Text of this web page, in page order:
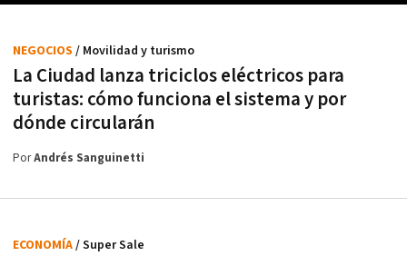
La Ciudad lanza triciclos eléctricos para
turistas: cómo funciona el sistema y por
dónde circularán
NEGOCIOS / Movilidad y turismo
PorAndrés Sanguinetti
ECONOMÍA/ Super Sale